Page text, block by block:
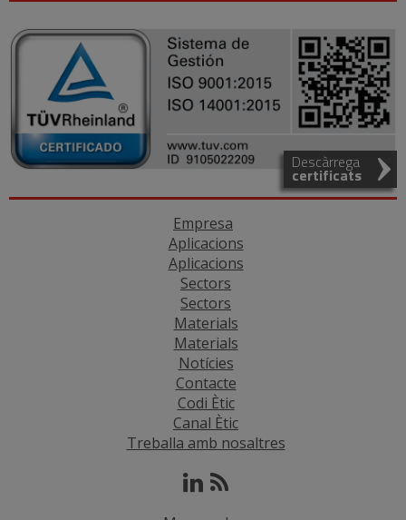
Descàrrega
certificats
Empresa
Aplicacions
Aplicacions
Sectors
Sectors
Materials
Materials
Notícies
Contacte
Codi Ètic
Canal Ètic
Treballa amb nosaltres